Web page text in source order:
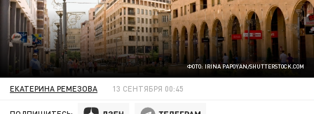
ФОТО: IRINA PAPOYAN/SHUTTERSTOCK.COM
ЕКАТЕРИНА РЕМЕЗОВА 13 СЕНТЯБРЯ 00:45